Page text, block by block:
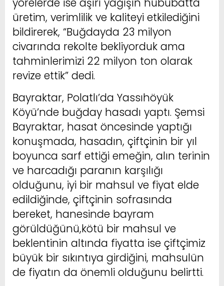
üretim, verimlilik ve kaliteyi etkilediğini
bildirerek, “Buğdayda 23 milyon
civarında rekolte bekliyorduk ama
tahminlerimizi 22 milyon ton olarak
revize ettik” dedi.
Bayraktar, Polatlı’da Yassıhöyük
Köyü’nde buğday hasadı yaptı. Şemsi
Bayraktar, hasat öncesinde yaptığı
konuşmada, hasadın, çiftçinin bir yıl
boyunca sarf ettiği emeğin, alın terinin
ve harcadığı paranın karşılığı
olduğunu, iyi bir mahsul ve fiyat elde
edildiğinde, çiftçinin sofrasında
bereket, hanesinde bayram
görüldüğünü,kötü bir mahsul ve
beklentinin altında fiyatta ise çiftçimiz
büyük bir sıkıntıya girdiğini, mahsulün
de fiyatın da önemli olduğunu belirtti.